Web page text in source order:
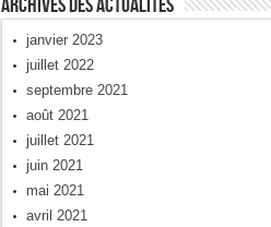
Archives Des Actualités
janvier 2023
juillet 2022
septembre 2021
août 2021
juillet 2021
juin 2021
mai 2021
avril 2021